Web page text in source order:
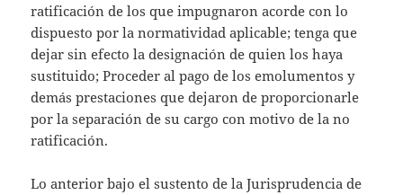
ratificación de los que impugnaron acorde con lo
dispuesto por la normatividad aplicable; tenga que
dejar sin efecto la designación de quien los haya
sustituido; Proceder al pago de los emolumentos y
demás prestaciones que dejaron de proporcionarle
por la separación de su cargo con motivo de la no
ratificación.
Lo anterior bajo el sustento de la Jurisprudencia de